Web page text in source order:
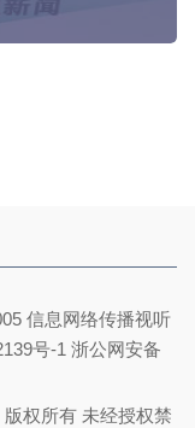
信息网络传播视听
号-1 浙公网安备
权所有 未经授权禁